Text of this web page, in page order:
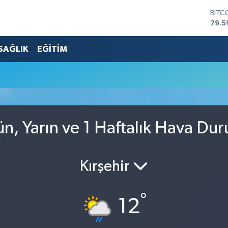
EĞİTİM
Yarın ve 1 Haftalık Hava
Kırşehir
12°